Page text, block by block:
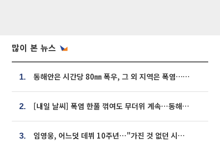
많이 본 뉴스
1. 동해안은 시간당 80㎜ 폭우, 그 외 지역은 폭염…‘극과 극 날씨’
2. [내일 날씨] 폭염 한풀 꺾여도 무더위 계속⋯동해안 이틀 연속 비
3. 임영웅, 어느덧 데뷔 10주년⋯"가진 것 없던 시절, 내 앞엔 20명의 팬뿐"